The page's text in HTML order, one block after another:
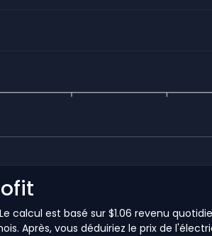
calcul est basé sur $1.06 revenu
Après, vous déduiriez le prix de